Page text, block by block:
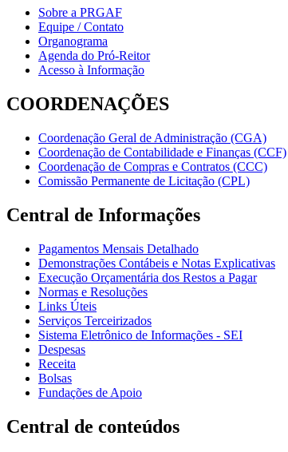
Sobre a PRGAF
Equipe / Contato
Organograma
Agenda do Pró-Reitor
Acesso à Informação
COORDENAÇÕES
Coordenação Geral de Administração (CGA)
Coordenação de Contabilidade e Finanças (CCF)
Coordenação de Compras e Contratos (CCC)
Comissão Permanente de Licitação (CPL)
Central de Informações
Pagamentos Mensais Detalhado
Demonstrações Contábeis e Notas Explicativas
Execução Orçamentária dos Restos a Pagar
Normas e Resoluções
Links Úteis
Serviços Terceirizados
Sistema Eletrônico de Informações - SEI
Despesas
Receita
Bolsas
Fundações de Apoio
Central de conteúdos